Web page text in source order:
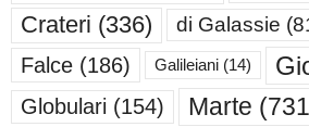
Crateri (336) di Galassie
Falce (186) Galileiani (14)
Globulari (154) Marte